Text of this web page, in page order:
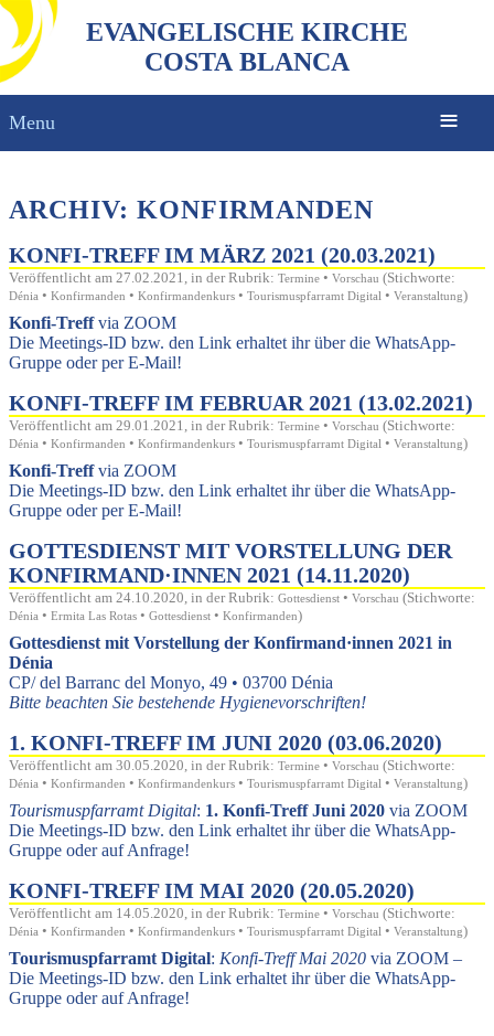
EVANGELISCHE KIRCHE
COSTA BLANCA
Menu
ARCHIV: KONFIRMANDEN
KONFI-TREFF IM MÄRZ 2021 (20.03.2021)
Veröffentlicht am 27.02.2021, in der Rubrik: Termine • Vorschau (Stichworte:
Dénia • Konfirmanden • Konfirmandenkurs • Tourismuspfarramt Digital • Veranstaltung)
Konfi-Treffvia ZOOM
Die Meetings-ID bzw. den Link erhaltet ihr über die WhatsApp-
Gruppe oder per E-Mail!
KONFI-TREFF IM FEBRUAR 2021 (13.02.2021)
Veröffentlicht am 29.01.2021, in der Rubrik: Termine • Vorschau (Stichworte:
Dénia • Konfirmanden • Konfirmandenkurs • Tourismuspfarramt Digital • Veranstaltung)
Konfi-Treffvia ZOOM
Die Meetings-ID bzw. den Link erhaltet ihr über die WhatsApp-
Gruppe oder per E-Mail!
GOTTESDIENST MIT VORSTELLUNG DER
KONFIRMAND·INNEN 2021 (14.11.2020)
Veröffentlicht am 24.10.2020, in der Rubrik: Gottesdienst • Vorschau (Stichworte:
Dénia • Ermita Las Rotas • Gottesdienst • Konfirmanden)
Gottesdienst mit Vorstellung der Konfirmand·innen 2021 in
Dénia
CP/ del Barranc del Monyo, 49 • 03700 Dénia
Bitte beachten Sie bestehende Hygienevorschriften!
1. KONFI-TREFF IM JUNI 2020 (03.06.2020)
Veröffentlicht am 30.05.2020, in der Rubrik: Termine • Vorschau (Stichworte:
Dénia • Konfirmanden • Konfirmandenkurs • Tourismuspfarramt Digital • Veranstaltung)
Tourismuspfarramt Digital: 1. Konfi-Treff Juni 2020 via ZOOM
Die Meetings-ID bzw. den Link erhaltet ihr über die WhatsApp-
Gruppe oder auf Anfrage!
KONFI-TREFF IM MAI 2020 (20.05.2020)
Veröffentlicht am 14.05.2020, in der Rubrik: Termine • Vorschau (Stichworte:
Dénia • Konfirmanden • Konfirmandenkurs • Tourismuspfarramt Digital • Veranstaltung)
Tourismuspfarramt Digital: Konfi-Treff Mai 2020 via ZOOM –
Die Meetings-ID bzw. den Link erhaltet ihr über die WhatsApp-
Gruppe oder auf Anfrage!